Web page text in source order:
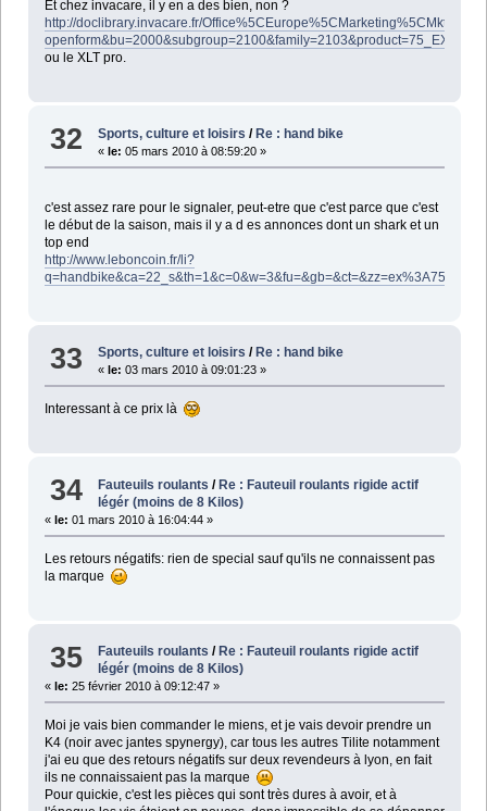
Et chez invacare, il y en a des bien, non ?
http://doclibrary.invacare.fr/
openform&bu=2000&subgroup=2100&family=2103&product=75_EXC
ou le XLT pro.
32 Sports, culture et loisirs /Re : hand bike
«le: 05 mars 2010 à 08:59:20 »
c'est assez rare pour le signaler, peut-etre que c'est parce que c'est
le début de la saison, mais il y a d es annonces dont un shark et un
top end
http://www.leboncoin.fr/li?
q=handbike&ca=22_s&th=1&c=0&w=3&fu=&gb=&ct=&zz=ex%3A75001
33 Sports, culture et loisirs / Re : hand bike
«le: 03 mars 2010 à 09:01:23 »
Interessant à ce prix là
34 Fauteuils roulants /Re : Fauteuil roulants rigide actif
légér (moins de 8 Kilos)
« le: 01 mars 2010 à 16:04:44 »
Les retours négatifs: rien de special sauf qu'ils ne connaissent pas
la marque
35 Fauteuils roulants / Re : Fauteuil roulants rigide actif
légér (moins de 8 Kilos)
« le: 25 février 2010 à 09:12:47 »
Moi je vais bien commander le miens, et je vais devoir prendre un
K4 (noir avec jantes spynergy), car tous les autres Tilite notamment
j'ai eu que des retours négatifs sur deux revendeurs à lyon, en fait
ils ne connaissaient pas la marque
Pour quickie, c'est les pièces qui sont très dures à avoir, et à